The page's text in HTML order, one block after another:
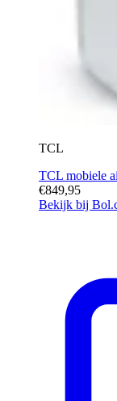
TCL
TCL mobiele
€849,95
Bekijk bij